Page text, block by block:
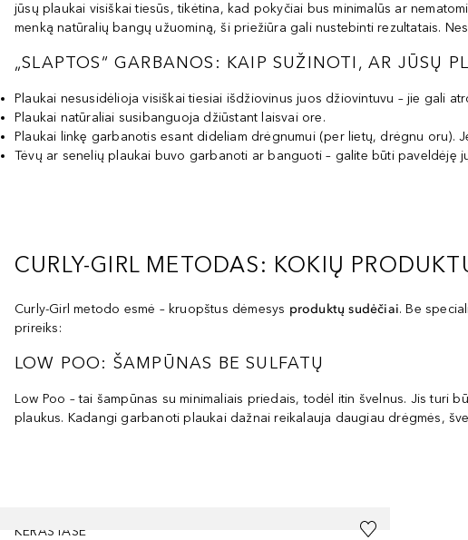
jūsų plaukai visiškai tiesūs, tikėtina, kad pokyčiai bus minimalūs ar
menką natūralių bangų užuominą, ši priežiūra gali nustebinti rezultatais.
„SLAPTOS“ GARBANOS: KAIP SUŽINOTI, AR JŪSŲ
Plaukai nesusidėlioja visiškai tiesiai išdžiovinus juos džiovintuvu – jie gali
Plaukai natūraliai susibanguoja džiūstant laisvai ore.
Plaukai linkę garbanotis esant dideliam drėgnumui (per lietų, drėgnu oru).
Tėvų ar senelių plaukai buvo garbanoti ar banguoti – galite būti paveldėję
CURLY-GIRL METODAS: KOKIŲ
Curly-Girl metodo esmė – kruopštus dėmesys produktų sudėčiai. Be
prireiks:
LOW POO: ŠAMPŪNAS BE SULFATŲ
Low Poo – tai šampūnas su minimaliais priedais, todėl itin švelnus. Jis turi
plaukus. Kadangi garbanoti plaukai dažnai reikalauja daugiau drėgmės,
KÉRASTASE